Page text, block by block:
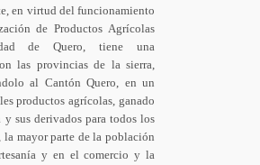
en virtud del funcionamiento
de Productos Agrícolas
de Quero, tiene una
las provincias de la sierra,
al Cantón Quero, en un
productos agrícolas, ganado
sus derivados para todos los
la mayor parte de la población
y en el comercio y la